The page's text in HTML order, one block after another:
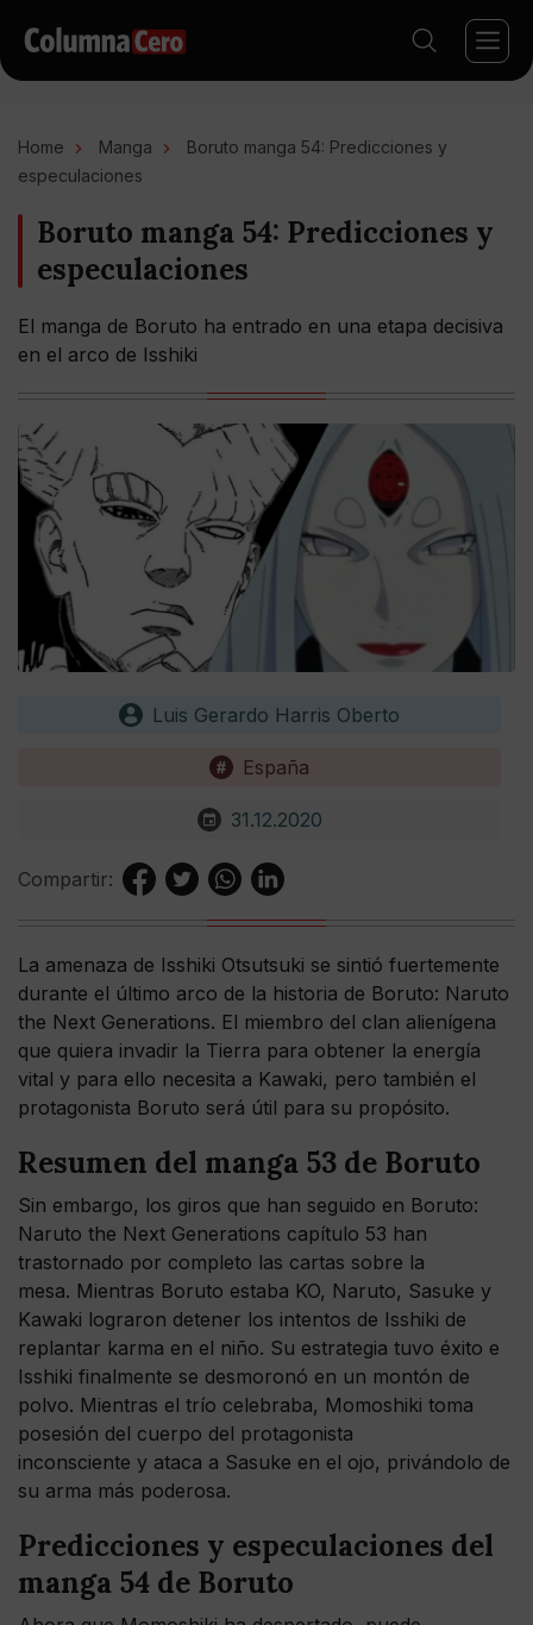
Home Manga
Boruto manga 54: Predicciones y
especulaciones
Boruto manga 54: Predicciones y
especulaciones
El manga de Boruto ha entrado en una etapa decisiva
en el arco de Isshiki
Luis Gerardo Harris Oberto
España
31.12.2020
Compartir:
La amenaza de Isshiki Otsutsuki se sintió fuertemente
durante el último arco de la historia de Boruto: Naruto
the Next Generations. El miembro del clan alienígena
que quiera invadir la Tierra para obtener la energía
vital y para ello necesita a Kawaki, pero también el
protagonista Boruto será útil para su propósito.
Resumen del manga 53 de Boruto
Sin embargo, los giros que han seguido en Boruto:
Naruto the Next Generations capítulo 53 han
trastornado por completo las cartas sobre la
mesa. Mientras Boruto estaba KO, Naruto, Sasuke y
Kawaki lograron detener los intentos de Isshiki de
replantar karma en el niño. Su estrategia tuvo éxito e
Isshiki finalmente se desmoronó en un montón de
polvo. Mientras el trío celebraba, Momoshiki toma
posesión del cuerpo del protagonista
inconsciente y ataca a Sasuke en el ojo, privándolo de
su arma más poderosa.
Predicciones y especulaciones del
manga 54 de Boruto